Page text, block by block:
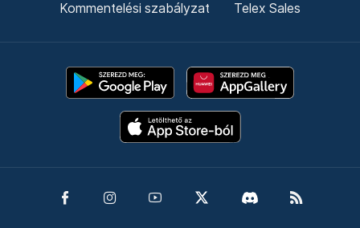
Kommentelési szabályzat Telex Sales